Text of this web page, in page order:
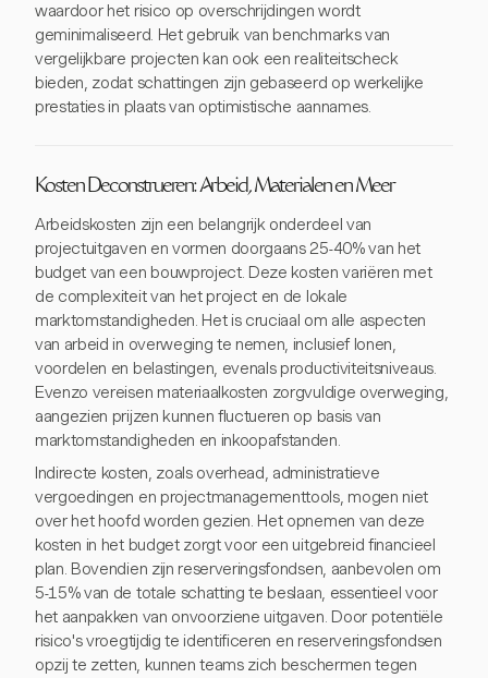
waardoor het risico op overschrijdingen wordt
geminimaliseerd. Het gebruik van benchmarks van
vergelijkbare projecten kan ook een realiteitscheck
bieden, zodat schattingen zijn gebaseerd op werkelijke
prestaties in plaats van optimistische aannames.
Kosten Deconstrueren: Arbeid, Materialen en Meer
Arbeidskosten zijn een belangrijk onderdeel van
projectuitgaven en vormen doorgaans 25-40% van het
budget van een bouwproject. Deze kosten variëren met
de complexiteit van het project en de lokale
marktomstandigheden. Het is cruciaal om alle aspecten
van arbeid in overweging te nemen, inclusief lonen,
voordelen en belastingen, evenals productiviteitsniveaus.
Evenzo vereisen materiaalkosten zorgvuldige overweging,
aangezien prijzen kunnen fluctueren op basis van
marktomstandigheden en inkoopafstanden.
Indirecte kosten, zoals overhead, administratieve
vergoedingen en projectmanagementtools, mogen niet
over het hoofd worden gezien. Het opnemen van deze
kosten in het budget zorgt voor een uitgebreid financieel
plan. Bovendien zijn reserveringsfondsen, aanbevolen om
5-15% van de totale schatting te beslaan, essentieel voor
het aanpakken van onvoorziene uitgaven. Door potentiële
risico's vroegtijdig te identificeren en reserveringsfondsen
opzij te zetten, kunnen teams zich beschermen tegen